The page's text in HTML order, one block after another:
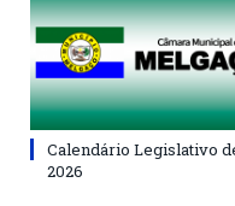
Calendário Legislativo
2026